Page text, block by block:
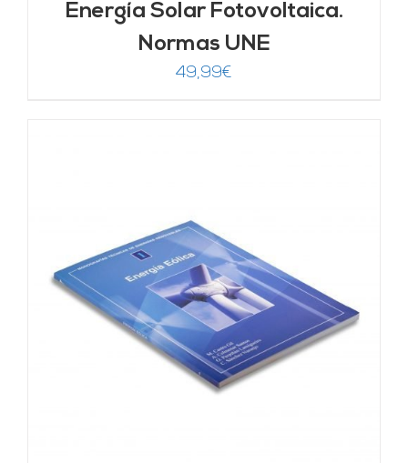
Energía Solar Fotovoltaica.
Normas UNE
49,99€